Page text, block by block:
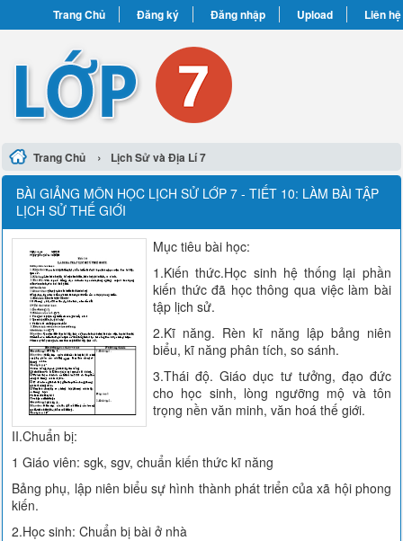
Trang Chủ Đăng ký Đăng nhập Upload Liên hệ
Trang Chủ › Lịch Sử và Địa Lí 7
BÀI GIẢNG MÔN HỌC LỊCH SỬ LỚP 7 - TIẾT 10: LÀM BÀI TẬP
LỊCH SỬ THẾ GIỚI
Mục tiêu bài học:
1.Kiến thức.Học sinh hệ thống lại phần
kiến thức đã học thông qua việc làm bài
tập lịch sử.
2.Kĩ năng. Rèn kĩ năng lập bảng niên
biểu, kĩ năng phân tích, so sánh.
3.Thái độ. Giáo dục tư tưởng, đạo đức
cho học sinh, lòng ngưỡng mộ và tôn
trọng nền văn minh, văn hoá thế giới.
II.Chuẩn bị:
1 Giáo viên: sgk, sgv, chuẩn kiến thức kĩ năng
Bảng phụ, lập niên biểu sự hình thành phát triển của xã hội phong
kiến.
2.Học sinh: Chuẩn bị bài ở nhà